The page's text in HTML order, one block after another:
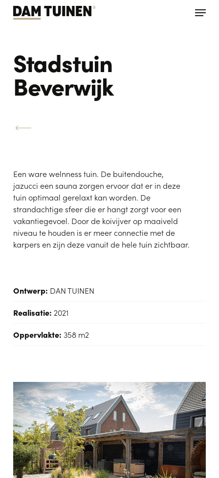
Skip
Menu
Stadstuin
Beverwijk
Een ware welnness tuin. De buitendouche,
jazucci een sauna zorgen ervoor dat er in deze
tuin optimaal gerelaxt kan worden. De
strandachtige sfeer die er hangt zorgt voor een
vakantiegevoel. Door de koivijver op maaiveld
niveau te houden is er meer connectie met de
karpers en zijn deze vanuit de hele tuin zichtbaar.
Ontwerp: DAN TUINEN
Realisatie: 2021
Oppervlakte: 358 m2